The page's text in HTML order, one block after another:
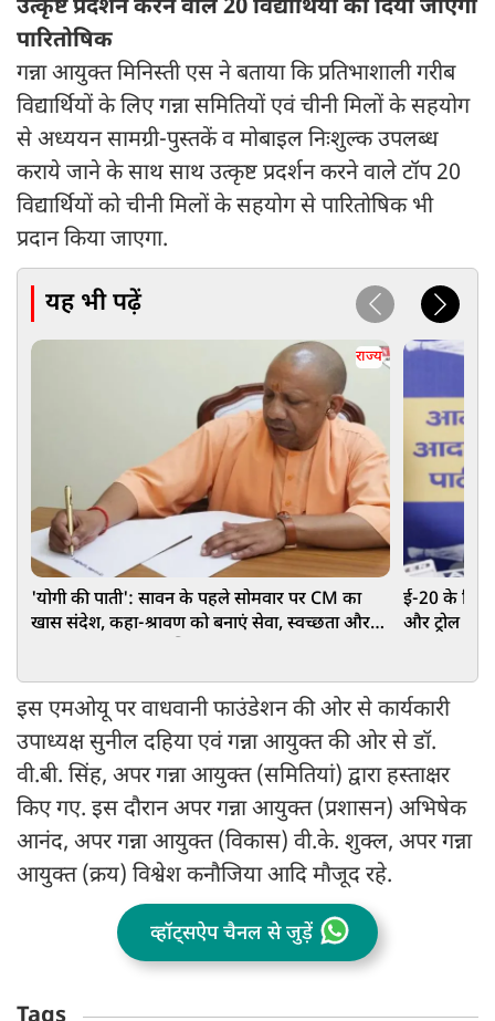
उत्कृष्ट प्रदर्शन करने वाले 20 विद्यार्थियों को दिया जाएगा
पारितोषिक
गन्ना आयुक्त मिनिस्ती एस ने बताया कि प्रतिभाशाली गरीब
विद्यार्थियों के लिए गन्ना समितियों एवं चीनी मिलों के सहयोग
से अध्ययन सामग्री-पुस्तकें व मोबाइल निःशुल्क उपलब्ध
कराये जाने के साथ साथ उत्कृष्ट प्रदर्शन करने वाले टॉप 20
विद्यार्थियों को चीनी मिलों के सहयोग से पारितोषिक भी
प्रदान किया जाएगा.
यह भी पढ़ें
राज्य
'योगी की पाती': सावन के पहले सोमवार पर CM का
खास संदेश, कहा-श्रावण को बनाएं सेवा, स्वच्छता और
ई-20 के
और ट्रोल
इस एमओयू पर वाधवानी फाउंडेशन की ओर से कार्यकारी
उपाध्यक्ष सुनील दहिया एवं गन्ना आयुक्त की ओर से डॉ.
वी.बी. सिंह, अपर गन्ना आयुक्त (समितियां) द्वारा हस्ताक्षर
किए गए. इस दौरान अपर गन्ना आयुक्त (प्रशासन) अभिषेक
आनंद, अपर गन्ना आयुक्त (विकास) वी.के. शुक्ल, अपर गन्ना
आयुक्त (क्रय) विश्वेश कनौजिया आदि मौजूद रहे.
व्हॉट्सऐप चैनल से जुड़ें